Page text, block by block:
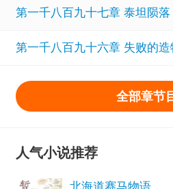
拥有无数的强大士兵和史诗英雄，
残破小院开始攻略在线阅读、 领
破小院开始攻略等级划分、领主
云 、领主求生:从残破小院开始攻略
第一千八百九十七章 泰坦陨落
第一千八百九十六章 失败的造
全部章节
人气小说推荐